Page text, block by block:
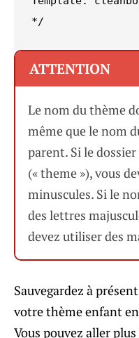
*/
ATTENTION
Le nom du thème
même que le nom
parent. Si le
(« theme »), vous
minuscules. Si le
des lettres
devez utiliser des
Sauvegardez à
votre thème enfant
Vous pouvez aller